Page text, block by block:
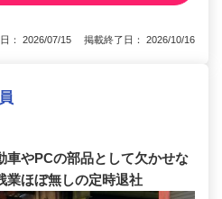
： 2026/07/15 掲載終了日： 2026/10/16
車やPCの部品として欠かせな
ほぼ無しの定時退社